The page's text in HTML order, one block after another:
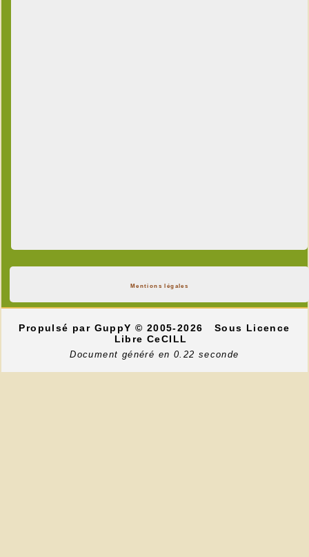
Mentions légales
Propulsé par GuppY© 2005-2026
Sous Licence
Libre CeCILL
Document généré en 0.22 seconde